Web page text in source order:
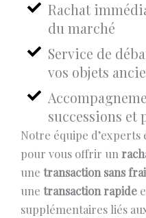
Rachat
du marché
Service de
vos objets
successions et
Notre équipe d’experts
pour vous offrir un
une transaction sans
une transaction rapide
supplémentaires liés